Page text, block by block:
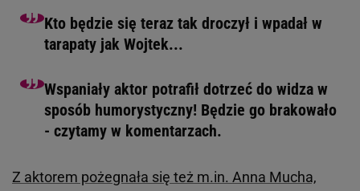
Kto będzie się teraz tak droczył i wpadał w
tarapaty jak Wojtek...
Wspaniały aktor potrafił dotrzeć do widza w
sposób humorystyczny! Będzie go brakowało
- czytamy w komentarzach.
Z aktorem pożegnała się też m.in. Anna Mucha,